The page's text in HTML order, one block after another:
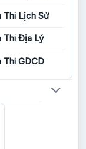
Thi Lịch Sử
Thi Địa Lý
Thi GDCD